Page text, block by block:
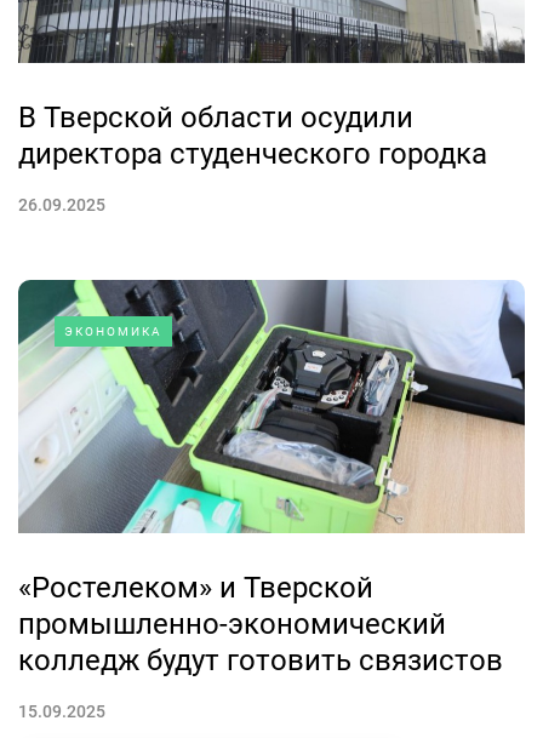
В Тверской области осудили
директора студенческого городка
26.09.2025
ЭКОНОМИКА
«Ростелеком» и Тверской
промышленно-экономический
колледж будут готовить связистов
15.09.2025